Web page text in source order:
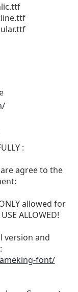
:
agree to the
allowed for
ALLOWED!
version and
font/